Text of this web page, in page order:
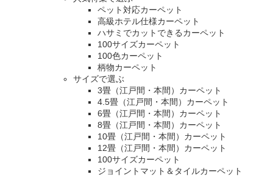
ペット対応カーペット
高級ホテル仕様カーペット
ハサミでカットできるカーペット
100サイズカーペット
100色カーペット
柄物カーペット
サイズで選ぶ
3畳（江戸間・本間）カーペット
4.5畳（江戸間・本間）カーペット
6畳（江戸間・本間）カーペット
8畳（江戸間・本間）カーペット
10畳（江戸間・本間）カーペット
12畳（江戸間・本間）カーペット
100サイズカーペット
ジョイントマット＆タイルカーペット